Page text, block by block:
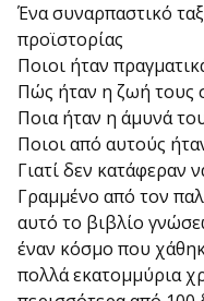
Ένα συναρπαστικό
προϊστορίας
Ποιοι ήταν
Πώς ήταν η ζωή τους
Ποια ήταν η άμυνά
Ποιοι από αυτούς
Γιατί δεν κατάφεραν
Γραμμένο από τον
αυτό το βιβλίο
έναν κόσμο που
πολλά εκατομμύρια